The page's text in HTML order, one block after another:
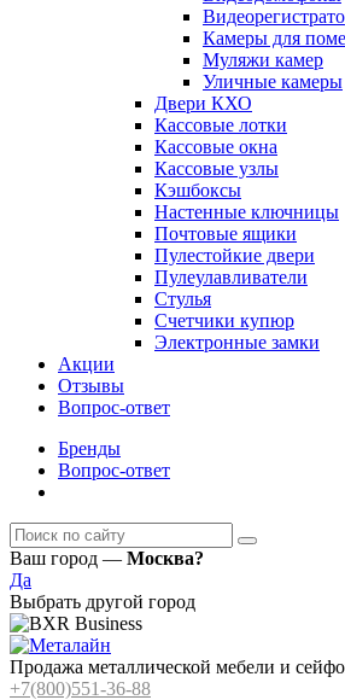
Камеры для
Муляжи камер
Уличные камеры
Двери КХО
Кассовые лотки
Кассовые окна
Кассовые узлы
Кэшбоксы
Настенные ключницы
Почтовые ящики
Пулестойкие двери
Пулеулавливатели
Стулья
Счетчики купюр
Электронные замки
Акции
Отзывы
Вопрос-ответ
Бренды
Вопрос-ответ
Ваш город — Москва?
Да
Выбрать другой город
Продажа металлической мебели и
+7(800)551-36-88